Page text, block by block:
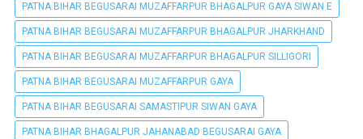
PATNA BIHAR BEGUSARAI MUZAFFARPUR BHAGALPUR GAYA SIWAN E
PATNA BIHAR BEGUSARAI MUZAFFARPUR BHAGALPUR JHARKHAND
PATNA BIHAR BEGUSARAI MUZAFFARPUR BHAGALPUR SILLIGORI
PATNA BIHAR BEGUSARAI MUZAFFARPUR GAYA
PATNA BIHAR BEGUSARAI SAMASTIPUR SIWAN GAYA
PATNA BIHAR BHAGALPUR JAHANABAD BEGUSARAI GAYA